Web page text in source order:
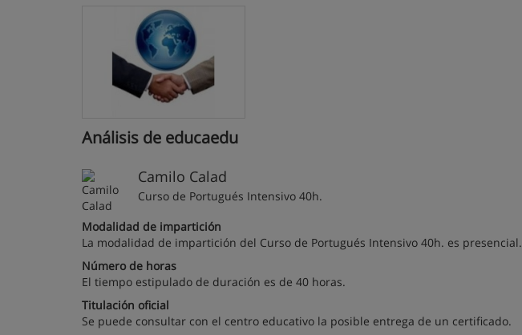
Análisis de educaedu
Camilo Calad
Curso de Portugués Intensivo 40h.
Modalidad de impartición
La modalidad de impartición del Curso de Portugués Intensivo 40h. es presencial.
Número de horas
El tiempo estipulado de duración es de 40 horas.
Titulación oficial
Se puede consultar con el centro educativo la posible entrega de un certificado.